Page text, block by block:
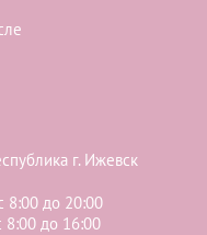
г. Ижевск
8:00 до 20:00
8:00 до 16:00